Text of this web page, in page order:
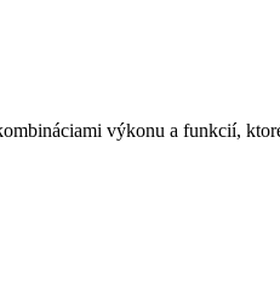
výkonu a funkcií,